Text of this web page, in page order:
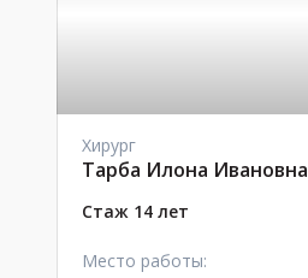
Хирург
Тарба Илона Ивановна
Стаж 14 лет
Место работы: